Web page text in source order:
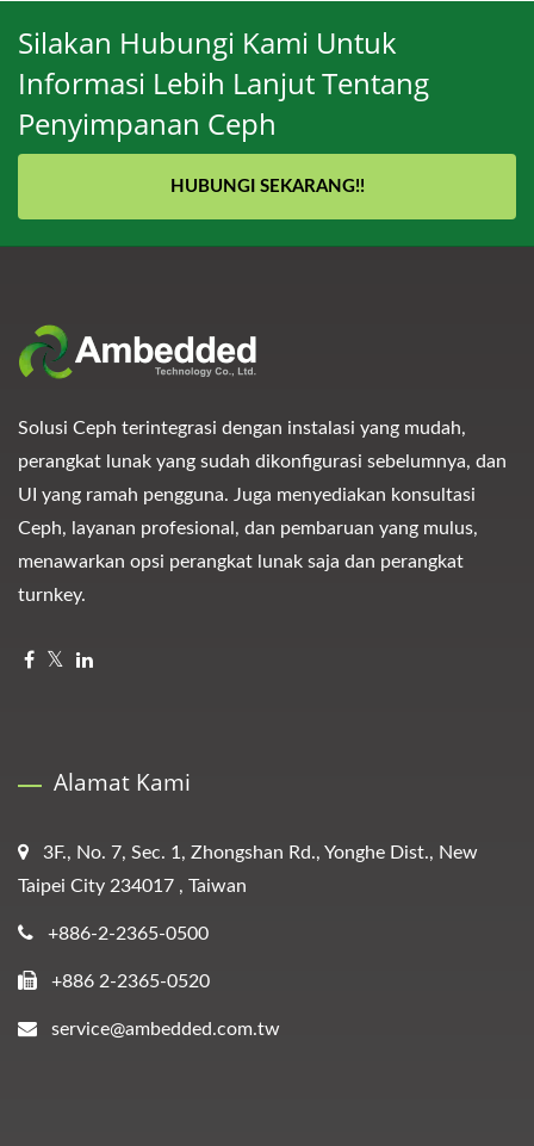
Silakan Hubungi Kami Untuk
Informasi Lebih Lanjut Tentang
Penyimpanan Ceph
HUBUNGI SEKARANG!!
Solusi Ceph terintegrasi dengan instalasi yang mudah,
perangkat lunak yang sudah dikonfigurasi sebelumnya, dan
UI yang ramah pengguna. Juga menyediakan konsultasi
Ceph, layanan profesional, dan pembaruan yang mulus,
menawarkan opsi perangkat lunak saja dan perangkat
turnkey.
Alamat Kami
3F., No. 7, Sec. 1, Zhongshan Rd., Yonghe Dist., New
Taipei City 234017 , Taiwan
+886-2-2365-0500
+886 2-2365-0520
service@ambedded.com.tw